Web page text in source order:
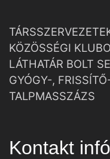
KÖZÖSSÉGI
LÁTHATÁR BOLT
GYÓGY-,
TALPMASSZÁZS
Kontakt infó